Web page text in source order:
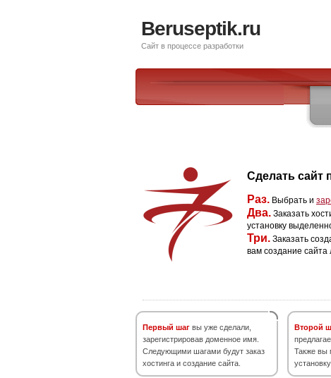
Beruseptik.ru
Сайт в процессе разработки
Сделать сайт
Раз. Выбрать и
Два. Заказать
установку
Три. Заказать
вам создание
Первый шаг вы уже сделали,
зарегистрировав доменное имя.
Следующими шагами будут заказ
хостинга и создание сайта.
Второй
Также вы